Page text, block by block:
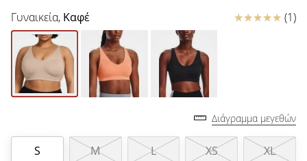
μας.
Εμφάνιση
όλων των
Γυναικεία, Καφέ Κριτικές (1)
Διάγραμμα μεγεθών
S M L XS XL